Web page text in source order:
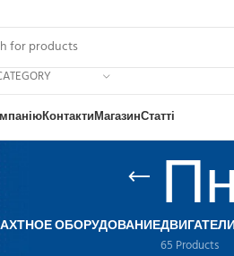
КонтактиМагазинСтатті
ОБОРУДОВАНИЕ
65 Products